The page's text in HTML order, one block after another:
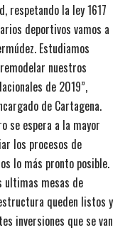
respetando la ley 1617
deportivos vamos a
Estudiamos
nuestros
de 2019”,
de Cartagena.
se espera a la mayor
los procesos de
lo más pronto posible.
ultimas mesas de
queden listos y
inversiones que se van